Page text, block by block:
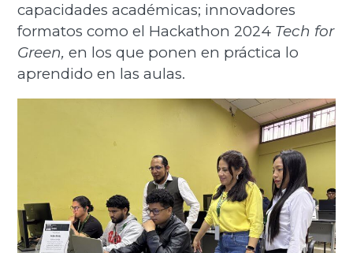
capacidades académicas; innovadores
formatos como el Hackathon 2024 Tech for
Green,en los que ponen en práctica lo
aprendido en las aulas.